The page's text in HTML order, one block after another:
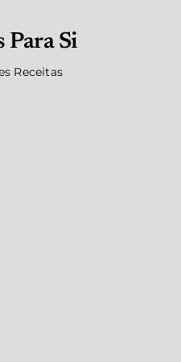
Para Si
Receitas